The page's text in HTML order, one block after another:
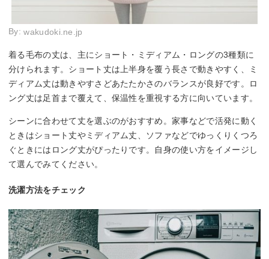
By:wakudoki.ne.jp
着る毛布の丈は、主にショート・ミディアム・ロングの3種類に
分けられます。ショート丈は上半身を覆う長さで動きやすく、ミ
ディアム丈は動きやすさどあたたかさのバランスが良好です。ロ
ング丈は足首まで覆えて、保温性を重視する方に向いています。
シーンに合わせて丈を選ぶのがおすすめ。家事などで活発に動く
ときはショート丈やミディアム丈、ソファなどでゆっくりくつろ
ぐときにはロング丈がぴったりです。自身の使い方をイメージし
て選んでみてください。
洗濯方法をチェック